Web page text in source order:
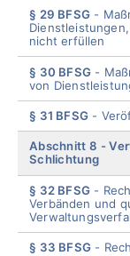
§ 29 BFSG
nicht erfüllen
§ 30 BFSG
von
§ 31 BFSG
Abschnitt 8
Schlichtung
§ 32 BFSG
Verbänden und
§ 33 BFSG